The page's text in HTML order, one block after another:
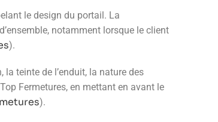
le design du portail. La
notamment lorsque le client
).
teinte de l’enduit, la nature des
Fermetures, en mettant en avant le
).